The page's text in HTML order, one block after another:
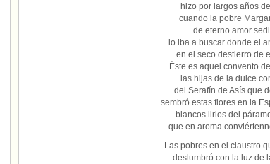
hizo por largos años
cuando la pobre
de eterno amor
lo iba a buscar donde el
en el seco destierro de
Éste es aquel convento
las hijas de la dulce
del Serafín de Asís que
sembró estas flores en la
blancos lirios del
que en aroma
Las pobres en el claustro
deslumbró con la luz de